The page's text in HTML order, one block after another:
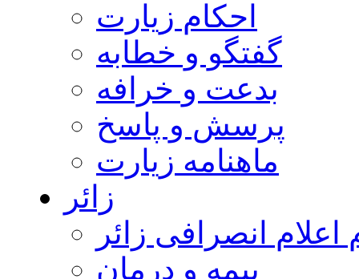
احکام زیارت
گفتگو و خطابه
بدعت و خرافه
پرسش و پاسخ
ماهنامه زیارت
زائر
اعلام انصرافی زائر
بيمه و درمان